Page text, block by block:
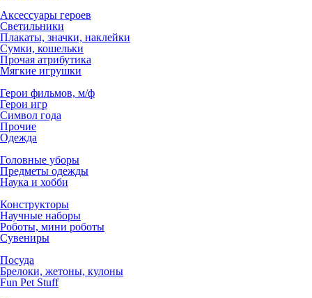
Аксессуары героев
Светильники
Плакаты, значки, наклейки
Сумки, кошельки
Прочая атрибутика
Мягкие игрушки
Герои фильмов, м/ф
Герои игр
Символ года
Прочие
Одежда
Головные уборы
Предметы одежды
Наука и хобби
Конструкторы
Научные наборы
Роботы, мини роботы
Сувениры
Посуда
Брелоки, жетоны, кулоны
Fun Pet Stuff